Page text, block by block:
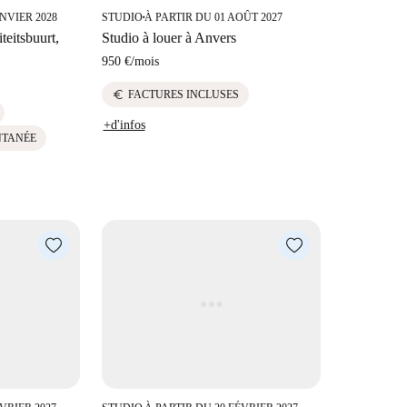
2028 STUDIO■À PARTIR DU 01 AOÛT 2027
Studio à louer à Anvers
950 €/mois
euro FACTURES INCLUSES
+d'infos